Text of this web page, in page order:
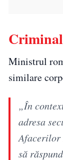
Ministrul
similare
„În
adresa
Afacerilor
să